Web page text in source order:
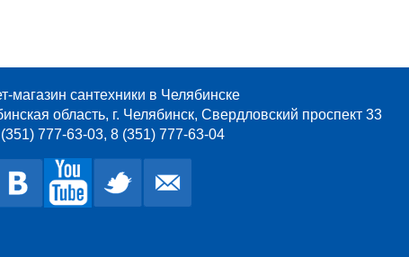
магазин сантехники в Челябинске
область, г. Челябинск, Свердловский проспект 33
(351) 777-63-03, 8 (351) 777-63-04